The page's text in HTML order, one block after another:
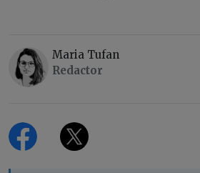
Maria Tufan
Redactor